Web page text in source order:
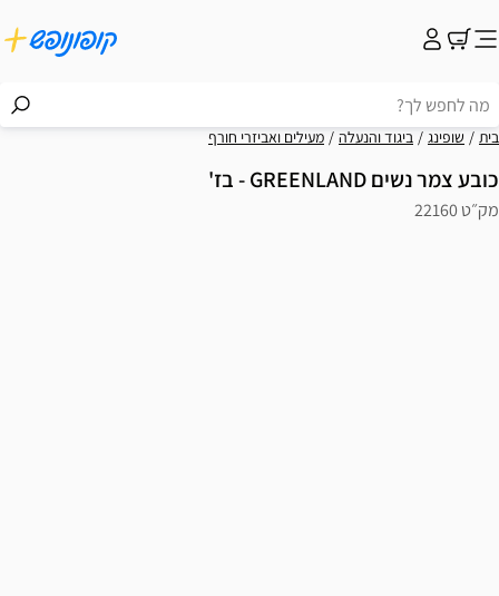
בית שופינג ביגוד והנעלה מעילים ואביזרי חורף
כובע צמר נשים GREENLAND - בז'
מק״ט 22160